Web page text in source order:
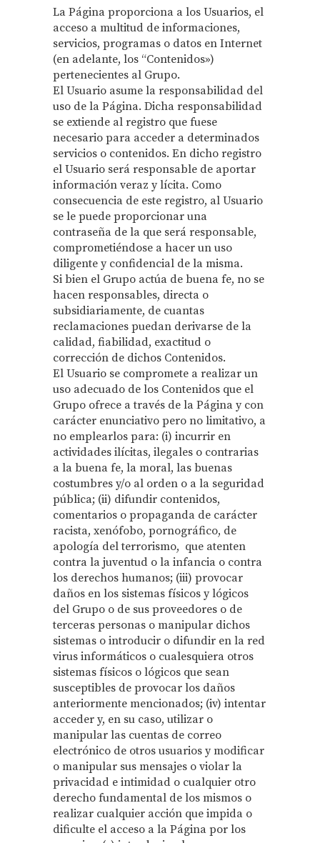
La Página proporciona a los Usuarios, el
acceso a multitud de informaciones,
servicios, programas o datos en Internet
(en adelante, los “Contenidos»)
pertenecientes al Grupo.
El Usuario asume la responsabilidad del
uso de la Página. Dicha responsabilidad
se extiende al registro que fuese
necesario para acceder a determinados
servicios o contenidos. En dicho registro
el Usuario será responsable de aportar
información veraz y lícita. Como
consecuencia de este registro, al Usuario
se le puede proporcionar una
contraseña de la que será responsable,
comprometiéndose a hacer un uso
diligente y confidencial de la misma.
Si bien el Grupo actúa de buena fe, no se
hacen responsables, directa o
subsidiariamente, de cuantas
reclamaciones puedan derivarse de la
calidad, fiabilidad, exactitud o
corrección de dichos Contenidos.
El Usuario se compromete a realizar un
uso adecuado de los Contenidos que el
Grupo ofrece a través de la Página y con
carácter enunciativo pero no limitativo, a
no emplearlos para: (i) incurrir en
actividades ilícitas, ilegales o contrarias
a la buena fe, la moral, las buenas
costumbres y/o al orden o a la seguridad
pública; (ii) difundir contenidos,
comentarios o propaganda de carácter
racista, xenófobo, pornográfico, de
apología del terrorismo, que atenten
contra la juventud o la infancia o contra
los derechos humanos; (iii) provocar
daños en los sistemas físicos y lógicos
del Grupo o de sus proveedores o de
terceras personas o manipular dichos
sistemas o introducir o difundir en la red
virus informáticos o cualesquiera otros
sistemas físicos o lógicos que sean
susceptibles de provocar los daños
anteriormente mencionados; (iv) intentar
acceder y, en su caso, utilizar o
manipular las cuentas de correo
electrónico de otros usuarios y modificar
o manipular sus mensajes o violar la
privacidad e intimidad o cualquier otro
derecho fundamental de los mismos o
realizar cualquier acción que impida o
dificulte el acceso a la Página por los